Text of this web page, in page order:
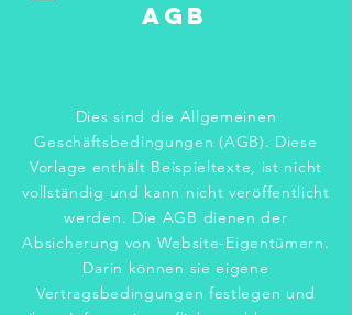
AGB
Dies sind die Allgemeinen
Geschäftsbedingungen (AGB). Diese
Vorlage enthält Beispieltexte, ist nicht
vollständig und kann nicht veröffentlicht
werden. Die AGB dienen der
Absicherung von Website-Eigentümern.
Darin können sie eigene
Vertragsbedingungen festlegen und